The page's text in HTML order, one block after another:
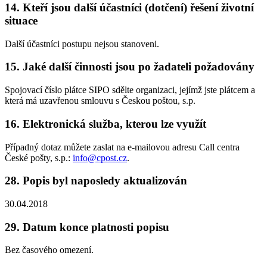
14. Kteří jsou další účastníci (dotčení) řešení životní
situace
Další účastníci postupu nejsou stanoveni.
15. Jaké další činnosti jsou po žadateli požadovány
Spojovací číslo plátce SIPO sdělte organizaci, jejímž jste plátcem a
která má uzavřenou smlouvu s Českou poštou, s.p.
16. Elektronická služba, kterou lze využít
Případný dotaz můžete zaslat na e-mailovou adresu Call centra
České pošty, s.p.: info@cpost.cz.
28. Popis byl naposledy aktualizován
30.04.2018
29. Datum konce platnosti popisu
Bez časového omezení.